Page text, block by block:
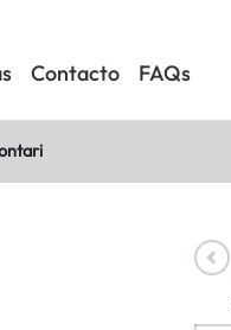
Contacto FAQs